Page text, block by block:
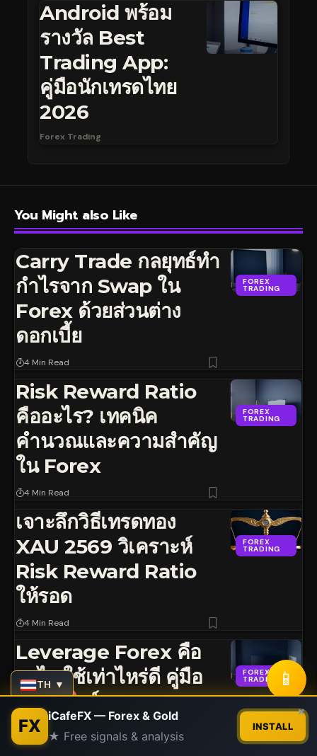
Android พร้อม
รางวัล Best
Trading App:
คู่มือนักเทรดไทย
2026
Forex Trading
You Might also Like
FOREX
TRADING
Carry Trade กลยุทธ์ทำ
กำไรจาก Swap ใน
Forex ด้วยส่วนต่าง
ดอกเบี้ย
4 Min Read
FOREX
TRADING
Risk Reward Ratio
คืออะไร? เทคนิค
คำนวณและความสำคัญ
ใน Forex
4 Min Read
FOREX
TRADING
เจาะลึกวิธีเทรดทอง
XAU 2569 วิเคราะห์
Risk Reward Ratio
ให้รอด
4 Min Read
FOREX
TRADING
Leverage Forex คือ
อะไร ใช้เท่าไหร่ดี คู่มือ
เทรดเดอร์ 2568
1 Min Read
TH ▼ 📱
FX iCafeFX — Forex & Gold
★ Free signals & analysis
INSTALL
×
Contact us
Open